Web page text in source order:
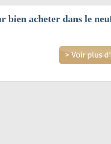
bien acheter dans le